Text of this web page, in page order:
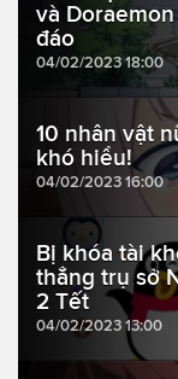
và
đáo
04/02/2023 18:00
10 nhân vật
khó hiểu!
04/02/2023 16:00
Bị khóa tài
thẳng trụ sở
2 Tết
04/02/2023 13:00